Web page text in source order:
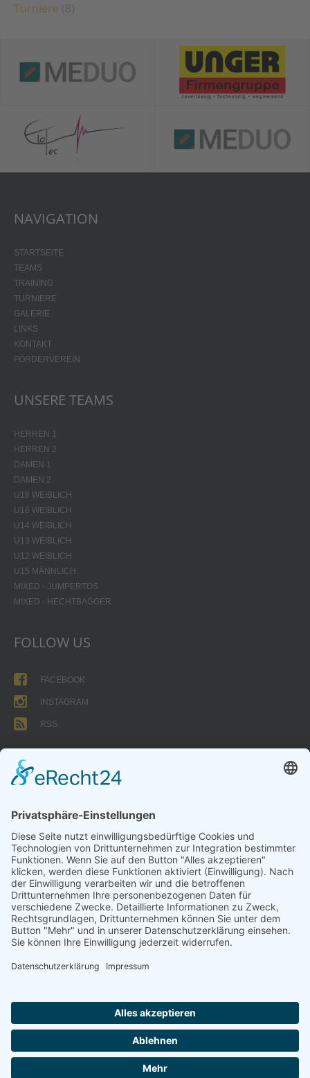
Turniere
NAVIGATION
STARTSEITE
TEAMS
TRAINING
TURNIERE
GALERIE
LINKS
KONTAKT
FÖRDERVEREIN
UNSERE TEAMS
HERREN 1
HERREN 2
DAMEN 1
DAMEN 2
U18 WEIBLICH
U16 WEIBLICH
U14 WEIBLICH
U13 WEIBLICH
U12 WEIBLICH
U15 MÄNNLICH
MIXED - JUMPERTOS
MIXED - HECHTBAGGER
FOLLOW US
FACEBOOK
INSTAGRAM
RSS
FORMULARE
Abteilungsbeitrag aktive Spieler:
Jugendliche unter 18: 25 EUR
Erwachsene: 50 EUR
UMMELDEANTRAG
ÜBUNGSLEITERZUWENDUNGEN
INTERNE DOKUMENTE
Impressum
Datenschutz